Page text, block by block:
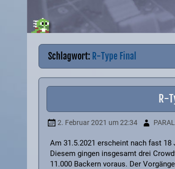
Schlagwort: R-Type Final
R-
2. Februar 2021 um 22:34
Am 31.5.2021 erscheint nach fast 18
Diesem gingen insgesamt drei
11.000 Backern voraus. Der